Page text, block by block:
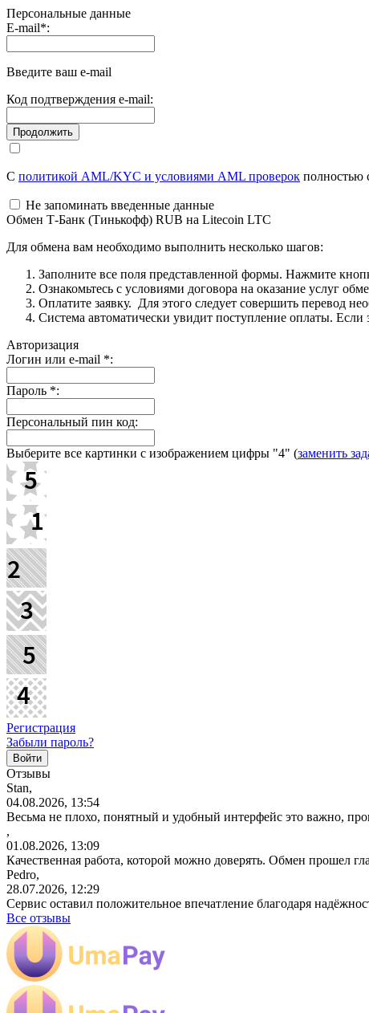
Персональные данные
E-mail*:
Введите ваш e-mail
Код подтверждения e-mail:
С политикой AML/KYC и условиями AML проверок полностью
Не запоминать введенные данные
Обмен Т-Банк (Тинькофф) RUB на Litecoin LTC
Для обмена вам необходимо выполнить несколько шагов:
Заполните все поля представленной формы. Нажмите
Ознакомьтесь с условиями договора на оказание услуг
Оплатите заявку. Для этого следует совершить перевод
Система автоматически увидит поступление оплаты. Если
Авторизация
Логин или e-mail *:
Пароль *:
Персональный пин код:
Выберите все картинки с изображением цифры "4" (заменить
Регистрация
Забыли пароль?
Отзывы
Stan,
04.08.2026, 13:54
Весьма не плохо, понятный и удобный интерфейс это важно,
,
01.08.2026, 13:09
Качественная работа, которой можно доверять. Обмен прошел
Pedro,
28.07.2026, 12:29
Сервис оставил положительное впечатление благодаря
Все отзывы